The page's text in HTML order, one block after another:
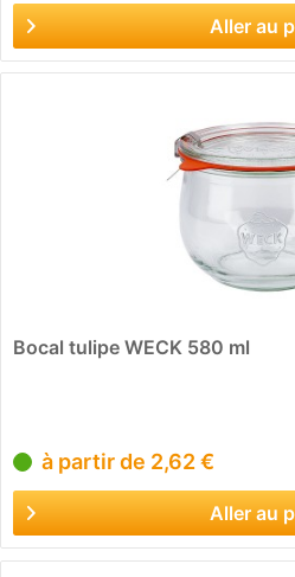
Aller au
Bocal tulipe WECK 580 ml
à partir de 2,62 €
Aller au